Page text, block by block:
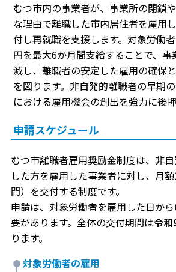
むつ市内の事業者が、事業所の閉鎖
な理由で離職した市内居住者を雇用
付し再就職を支援します。対象労働
円を最大6か月間支給することで、
減し、離職者の安定した雇用の確保
を図ります。非自発的離職者の早期
における雇用機会の創出を強力に後
申請スケジュール
むつ市離職者雇用奨励金制度は、非
した方を雇用した事業者に対し、月
間）を交付する制度です。
申請は、対象労働者を雇用した日から
要があります。全体の交付期間は令和
ります。
対象労働者の雇用